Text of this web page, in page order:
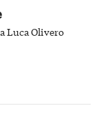
Luca Olivero